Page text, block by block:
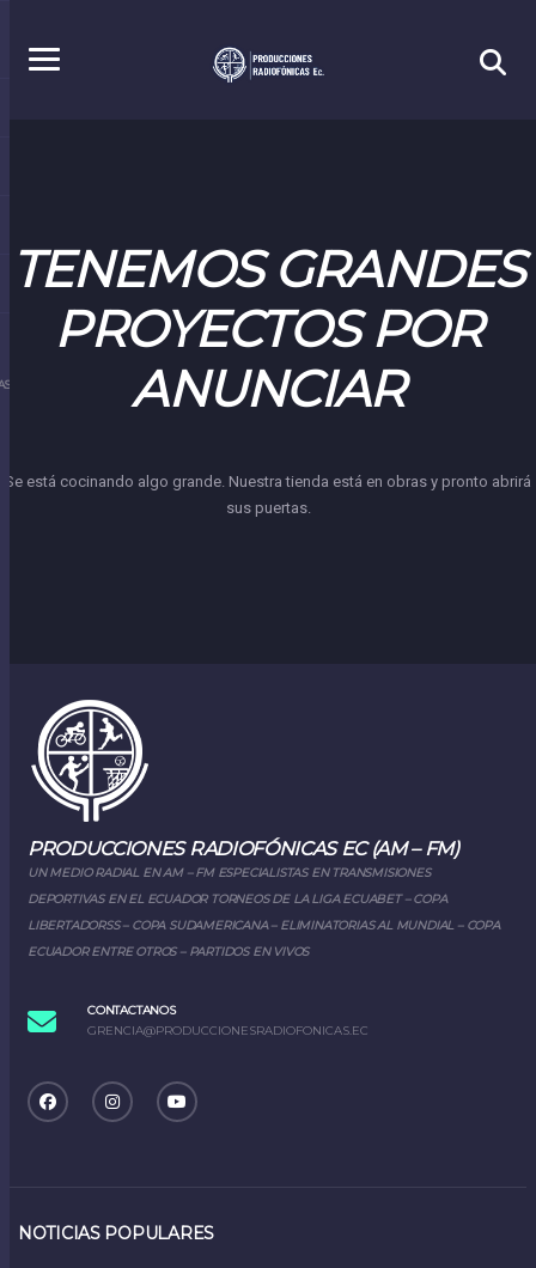
TENEMOS GRANDES
PROYECTOS POR
ANUNCIAR
Se está cocinando algo grande. Nuestra tienda está en obras y pronto abrirá
sus puertas.
PRODUCCIONES RADIOFÓNICAS EC (AM – FM)
UN MEDIO RADIAL EN AM – FM ESPECIALISTAS EN TRANSMISIONES
DEPORTIVAS EN EL ECUADOR TORNEOS DE LA LIGA ECUABET – COPA
LIBERTADORSS – COPA SUDAMERICANA – ELIMINATORIAS AL MUNDIAL – COPA
ECUADOR ENTRE OTROS – PARTIDOS EN VIVOS
CONTACTANOS
GRENCIA@PRODUCCIONESRADIOFONICAS.EC
NOTICIAS POPULARES